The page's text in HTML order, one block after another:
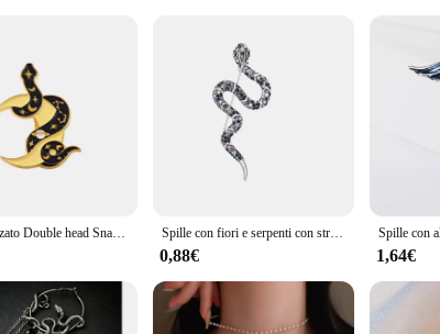
accessories
is a testament to the exquisite craftsmanship and timeless design
natural beauty of the high-quality Labradorite stone. The unique
transformation and rebirth. This jewelry set is perfect for those
style or searching for the perfect gift for a special occasion,
the pieces that best suit your personal style or the preferences
durability ensures that it remains a cherished part of your collection
are available for sale, making it an accessible luxury for a wide
anyone who values the blend of nature's beauty and human
Personalizzato Double head Snake Cobra smalto spille animale scuro spilla distintivi risvolto cartone animato lettura gioielli regalo per gli amici all'ingrosso Spille con fiori e serpenti con strass per donne Spille per piante animali in smalto unisex Evento Zaino per feste Decorazione Accessori per vestiti
0,88€ 1,64€